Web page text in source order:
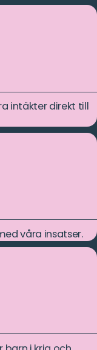
intäkter direkt till
våra insatser.